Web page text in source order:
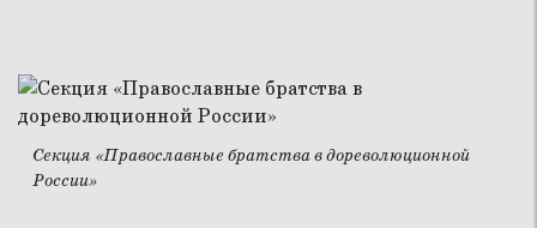
Секция «Православные братства в дореволюционной
России»